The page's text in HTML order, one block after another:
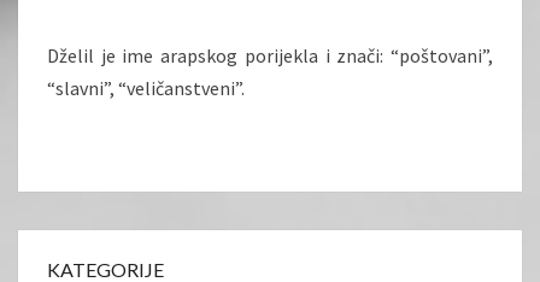
Dželil je ime arapskog porijekla i znači: “poštovani”,
“slavni”, “veličanstveni”.
KATEGORIJE